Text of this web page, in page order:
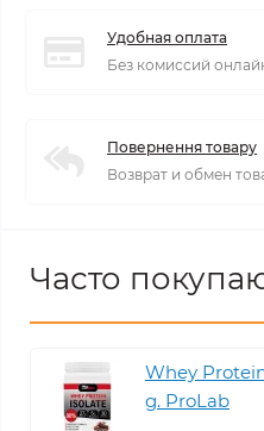
Удобная оплата
Без комиссий
Повернення товару
Возврат и обмен
Часто
Whey
g. ProLab